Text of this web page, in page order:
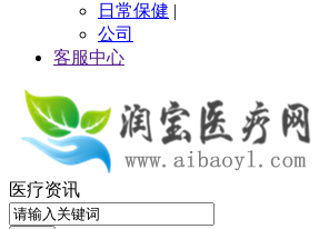
日常保健 |
公司
客服中心
医疗资讯